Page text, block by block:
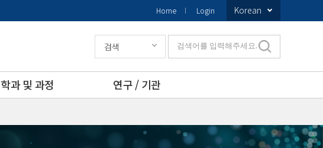
Home Login Korean
학과 및 과정
연구 / 기관
검색 검색어를 입력해주세요.